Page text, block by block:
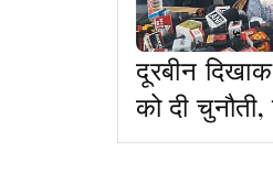
दूरबीन
को दी